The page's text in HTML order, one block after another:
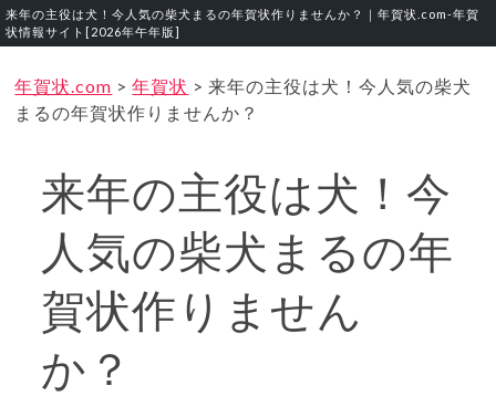
来年の主役は犬！今人気の柴犬まるの年賀状作りませんか？｜年賀状.com‐年賀
状情報サイト[2026年午年版]
年賀状.com >年賀状 >来年の主役は犬！今人気の柴犬
まるの年賀状作りませんか？
来年の主役は犬！今
人気の柴犬まるの年
賀状作りません
か？